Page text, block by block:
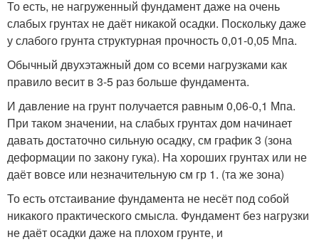
То есть, не нагруженный фундамент даже на очень
слабых грунтах не даёт никакой осадки. Поскольку даже
у слабого грунта структурная прочность 0,01-0,05 Мпа.
Обычный двухэтажный дом со всеми нагрузками как
правило весит в 3-5 раз больше фундамента.
И давление на грунт получается равным 0,06-0,1 Мпа.
При таком значении, на слабых грунтах дом начинает
давать достаточно сильную осадку, см график 3 (зона
деформации по закону гука). На хороших грунтах или не
даёт вовсе или незначительную см гр 1. (та же зона)
То есть отстаивание фундамента не несёт под собой
никакого практического смысла. Фундамент без нагрузки
не даёт осадки даже на плохом грунте, и